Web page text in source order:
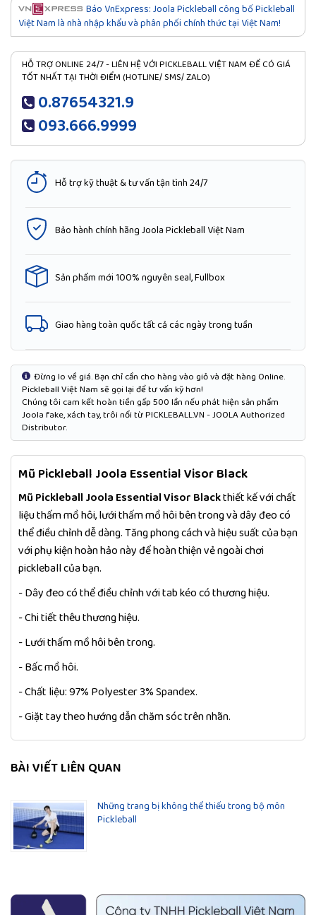
Báo VnExpress: Joola Pickleball công bố Pickleball
Việt Nam là nhà nhập khẩu và phân phối chính thức tại Việt Nam!
HỖ TRỢ ONLINE 24/7 - LIÊN HỆ VỚI PICKLEBALL VIỆT NAM ĐỂ CÓ GIÁ
TỐT NHẤT TẠI THỜI ĐIỂM (HOTLINE/ SMS/ ZALO)
0.87654321.9
093.666.9999
Hỗ trợ kỹ thuật & tư vấn tận tình 24/7
Bảo hành chính hãng Joola Pickleball Việt Nam
Sản phẩm mới 100% nguyên seal, Fullbox
Giao hàng toàn quốc tất cả các ngày trong tuần
Đừng lo về giá. Bạn chỉ cần cho hàng vào giỏ và đặt hàng Online.
Pickleball Việt Nam sẽ gọi lại để tư vấn kỹ hơn!
Chúng tôi cam kết hoàn tiền gấp 500 lần nếu phát hiện sản phẩm
Joola fake, xách tay, trôi nổi từ PICKLEBALL.VN - JOOLA Authorized
Distributor.
Mũ Pickleball Joola Essential Visor Black
Mũ Pickleball Joola Essential Visor Blackthiết kế với chất
liệu thấm mồ hôi, lưới thấm mồ hôi bên trong và dây đeo có
thể điều chỉnh dễ dàng. Tăng phong cách và hiệu suất của bạn
với phụ kiện hoàn hảo này để hoàn thiện vẻ ngoài chơi
pickleball của bạn.
- Dây đeo có thể điều chỉnh với tab kéo có thương hiệu.
- Chi tiết thêu thương hiệu.
- Lưới thấm mồ hôi bên trong.
- Bấc mồ hôi.
- Chất liệu: 97% Polyester 3% Spandex.
- Giặt tay theo hướng dẫn chăm sóc trên nhãn.
BÀI VIẾT LIÊN QUAN
Những trang bị không thể thiếu trong bộ môn
Pickleball